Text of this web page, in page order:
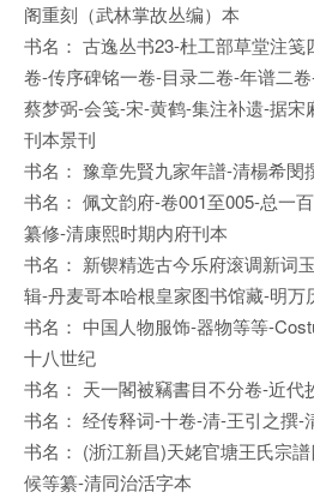
阁重刻（武林掌故丛编）本
书名： 古逸丛书23-杜工部草堂注
卷-传序碑铭一卷-目录二卷-年谱二
蔡梦弼-会笺-宋-黄鹤-集注补遗-据宋
刊本景刊
书名： 豫章先賢九家年譜-清楊希閔
书名： 佩文韵府-卷001至005-总一
纂修-清康熙时期内府刊本
书名： 新锲精选古今乐府滚调新词
辑-丹麦哥本哈根皇家图书馆藏-明万
书名： 中国人物服饰-器物等等-
十八世纪
书名： 天一閣被竊書目不分卷-近代
书名： 经传释词-十卷-清-王引之撰-
书名： (浙江新昌)天姥官塘王氏宗
候等纂-清同治活字本